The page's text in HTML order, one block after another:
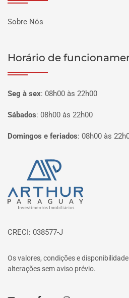
Sobre Nós
Horário de
Seg à sex: 08h00 às 22h00
Sábados: 08h00 às 22h00
Domingos e feriados: 08h00 às
Página inicial
CRECI: 038577-J
Os valores, condições e
alterações sem aviso prévio.